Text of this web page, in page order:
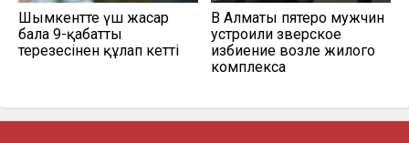
Шымкентте үш жасар
бала 9-қабаттың
терезесінен құлап кетті
В Алматы пятеро мужчин
устроили зверское
избиение возле жилого
комплекса